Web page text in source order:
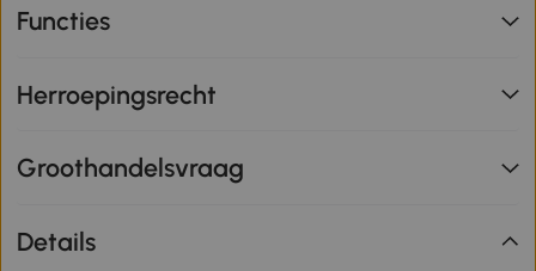
Functies
Herroepingsrecht
Groothandelsvraag
Details